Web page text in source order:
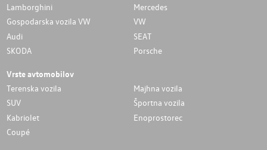
Lamborghini
Mercedes
Gospodarska vozila VW
VW
Audi
SEAT
SKODA
Porsche
Vrste avtomobilov
Terenska vozila
Majhna vozila
SUV
Športna vozila
Kabriolet
Enoprostorec
Coupé